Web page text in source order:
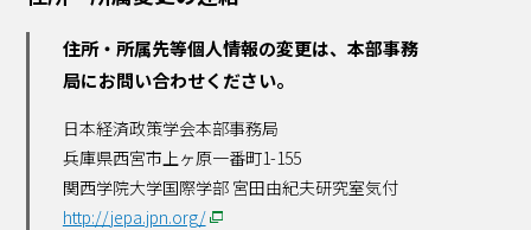
住所・所属先等個人情報の変更は、本部事務
局にお問い合わせください。
日本経済政策学会本部事務局
兵庫県西宮市上ヶ原一番町1-155
関西学院大学国際学部 宮田由紀夫研究室気付
http://jepa.jpn.org/